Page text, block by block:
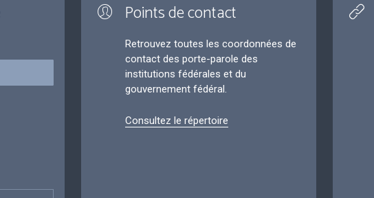
Points de contact
Retrouvez toutes les coordonnées de
contact des porte-parole des
institutions fédérales et du
gouvernement fédéral.
Consultez le répertoire